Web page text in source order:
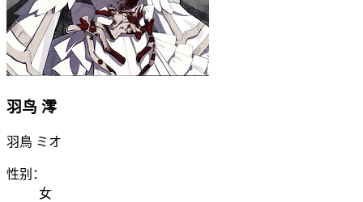
羽鸟 澪
羽鳥 ミオ
性别：
女